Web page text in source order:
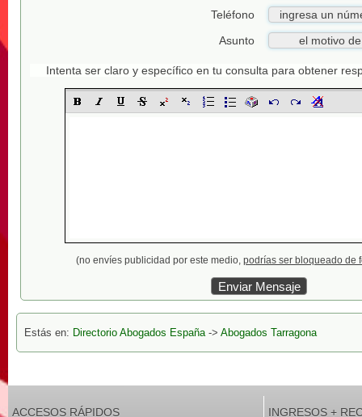
Teléfono
Asunto
Intenta ser claro y específico en tu consulta para obtener
(no envíes publicidad por este medio, podrías ser bloqueado de
Estás en: Directorio Abogados España-> Abogados Tarragona
ACCESOS RÁPIDOS
INGRESOS +